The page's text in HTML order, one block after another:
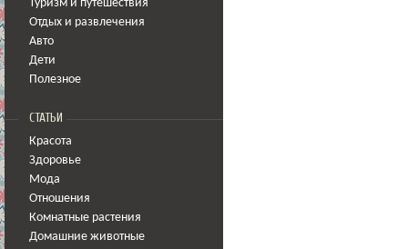
Туризм и путешествия
Отдых и развлечения
Авто
Дети
Полезное
СТАТЬИ
Красота
Здоровье
Мода
Отношения
Комнатные растения
Домашние животные